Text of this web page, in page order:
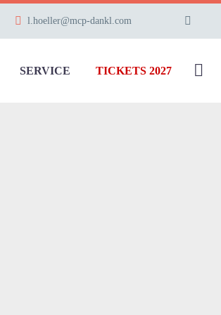
l.hoeller@mcp-dankl.com
SERVICE TICKETS 2027